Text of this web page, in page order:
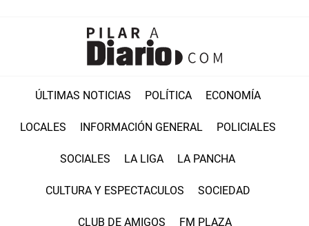
ÚLTIMAS NOTICIAS POLÍTICA ECONOMÍA
LOCALES INFORMACIÓN GENERAL POLICIALES
SOCIALES LA LIGA LA PANCHA
CULTURA Y ESPECTACULOS SOCIEDAD
CLUB DE AMIGOS FM PLAZA